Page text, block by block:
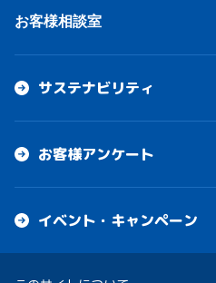
お客様相談室
サステナビリティ
お客様アンケート
イベント・キャンペーン